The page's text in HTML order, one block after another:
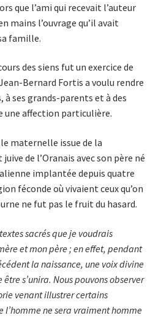
que l’ami qui recevait l’auteur
mains l’ouvrage qu’il avait
famille.
des siens fut un exercice de
Bernard Fortis a voulu rendre
à ses grands-parents et à des
une affection particulière.
maternelle issue de la
de l’Oranais avec son père né
implantée depuis quatre
féconde où vivaient ceux qu’on
ne fut pas le fruit du hasard.
sacrés que je voudrais
et mon père ; en effet, pendant
la naissance, une voix divine
s’unira. Nous pouvons observer
venant illustrer certains
l’homme ne sera vraiment homme